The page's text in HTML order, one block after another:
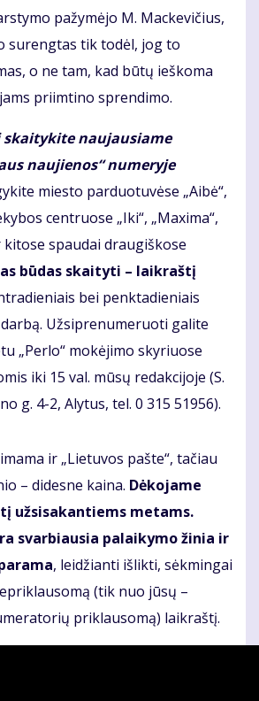
pažymėjo M. Mackevičius,
surengtas tik todėl, jog to
o ne tam, kad būtų ieškoma
priimtino sprendimo.
skaitykite naujausiame
naujienos“ numeryje
miesto parduotuvėse „Aibė“,
centruose „Iki“, „Maxima“,
kitose spaudai draugiškose
būdas skaityti – laikraštį
bei penktadieniais
Užsiprenumeruoti galite
„Perlo“ mokėjimo skyriuose
iki 15 val. mūsų redakcijoje (S.
g. 4-2, Alytus, tel. 0 315 51956).
ir „Lietuvos pašte“, tačiau
– didesne kaina. Dėkojame
užsisakantiems metams.
svarbiausia palaikymo žinia ir
, leidžianti išlikti, sėkmingai
(tik nuo jūsų –
priklausomą) laikraštį.